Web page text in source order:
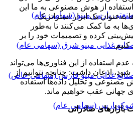
پارس مینو (سهامی عام)
غذایی مینو شرق (سهامی عام)
غذایی مینو فارس (سهامی خاص)
(سهامی عام)
استفاده از هوش مصنوعی به ما این
به‌عنوان یک ابزار استراتژیک
به ما کمک می‌کنند تا به‌طور
کرده و تصمیمات خود را بر
کنیم.
عدم استفاده از این فناوری‌ها می‌تواند
اذعان داشت: چنانچه نتوانیم از
مصنوعی و تحلیل داده‌ها استفاده
جهانی عقب خواهیم ماند.
بازارهای صادراتی